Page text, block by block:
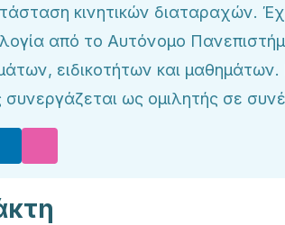
κινητικών διαταραχών.
από το Αυτόνομο
ειδικοτήτων και μαθημάτων.
συνεργάζεται ως ομιλητής σε